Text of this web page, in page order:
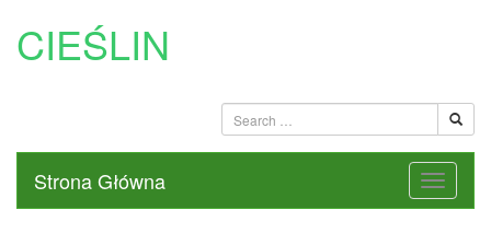
CIEŚLIN
Strona Główna